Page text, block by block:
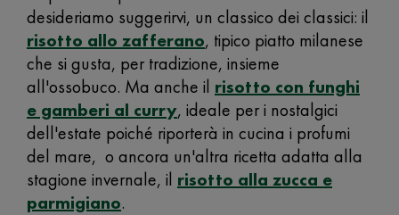
desideriamo suggerirvi, un classico dei classici: il
risotto allo zafferano, tipico piatto milanese
che si gusta, per tradizione, insieme
all'ossobuco. Ma anche il risotto con funghi
e gamberi al curry, ideale per i nostalgici
dell'estate poiché riporterà in cucina i profumi
del mare, o ancora un'altra ricetta adatta alla
stagione invernale, il risotto alla zucca e
parmigiano.